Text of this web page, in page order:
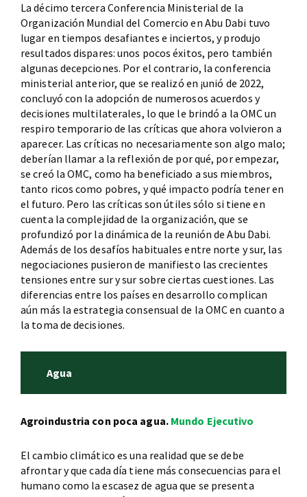
La décimo tercera Conferencia Ministerial de la
Organización Mundial del Comercio en Abu Dabi tuvo
lugar en tiempos desafiantes e inciertos, y produjo
resultados dispares: unos pocos éxitos, pero también
algunas decepciones. Por el contrario, la conferencia
ministerial anterior, que se realizó en ¡unió de 2022,
concluyó con la adopción de numerosos acuerdos y
decisiones multilaterales, lo que le brindó a la OMC un
respiro temporario de las críticas que ahora volvieron a
aparecer. Las críticas no necesariamente son algo malo;
deberían llamar a la reflexión de por qué, por empezar,
se creó la OMC, como ha beneficiado a sus miembros,
tanto ricos como pobres, y qué impacto podría tener en
el futuro. Pero las críticas son útiles sólo si tiene en
cuenta la complejidad de la organización, que se
profundizó por la dinámica de la reunión de Abu Dabi.
Además de los desafíos habituales entre norte y sur, las
negociaciones pusieron de manifiesto las crecientes
tensiones entre sur y sur sobre ciertas cuestiones. Las
diferencias entre los países en desarrollo complican
aún más la estrategia consensual de la OMC en cuanto a
la toma de decisiones.
Agua
Agroindustria con poca agua. Mundo Ejecutivo
El cambio climático es una realidad que se debe
afrontar y que cada día tiene más consecuencias para el
humano como la escasez de agua que se presenta